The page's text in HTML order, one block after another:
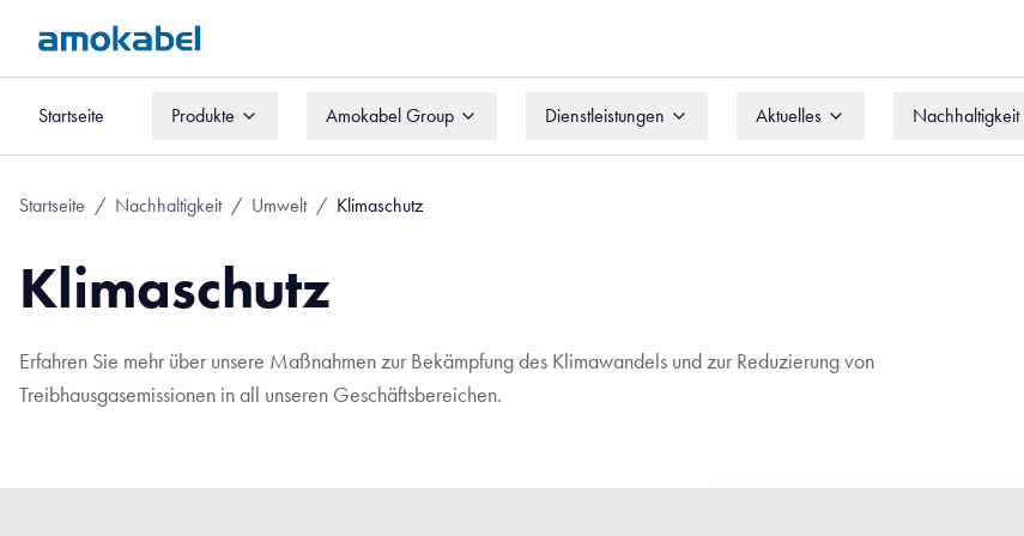
Startseite Produkte Amokabel Group Dienstleistungen Aktuelles Nachhaltigkeit
Produkte
Startseite / Nachhaltigkeit / Umwelt / Klimaschutz
Klimaschutz
Erfahren Sie mehr über unsere Maßnahmen zur Bekämpfung des Klimawandels und zur Reduzierung von
Treibhausgasemissionen in all unseren Geschäftsbereichen.